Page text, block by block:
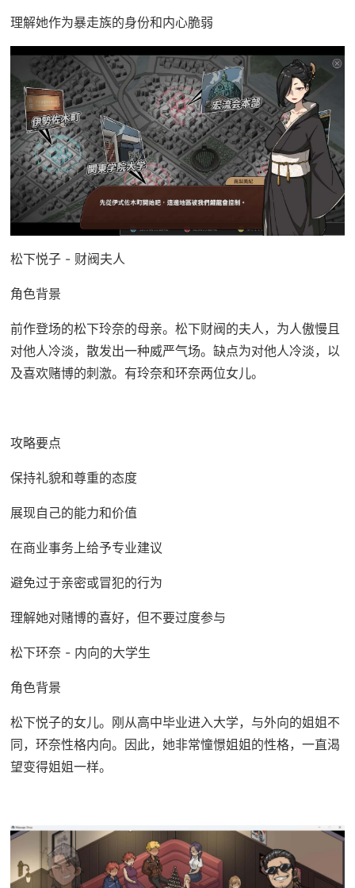
理解她作为暴走族的身份和内心脆弱
松下悦子 - 财阀夫人
角色背景
前作登场的松下玲奈的母亲。松下财阀的夫人，为人傲慢且
对他人冷淡，散发出一种威严气场。缺点为对他人冷淡，以
及喜欢赌博的刺激。有玲奈和环奈两位女儿。
攻略要点
保持礼貌和尊重的态度
展现自己的能力和价值
在商业事务上给予专业建议
避免过于亲密或冒犯的行为
理解她对赌博的喜好，但不要过度参与
松下环奈 - 内向的大学生
角色背景
松下悦子的女儿。刚从高中毕业进入大学，与外向的姐姐不
同，环奈性格内向。因此，她非常憧憬姐姐的性格，一直渴
望变得姐姐一样。